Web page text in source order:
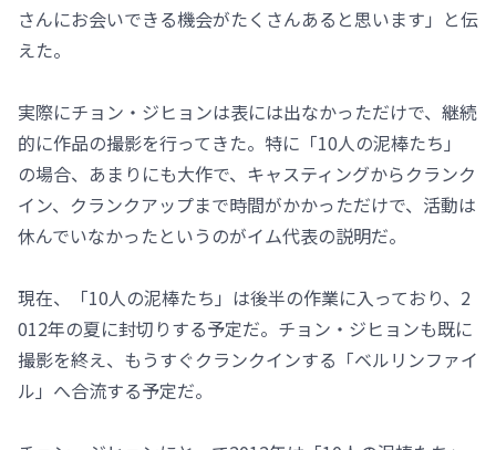
さんにお会いできる機会がたくさんあると思います」と伝
えた。
実際にチョン・ジヒョンは表には出なかっただけで、継続
的に作品の撮影を行ってきた。特に「10人の泥棒たち」
の場合、あまりにも大作で、キャスティングからクランク
イン、クランクアップまで時間がかかっただけで、活動は
休んでいなかったというのがイム代表の説明だ。
現在、「10人の泥棒たち」は後半の作業に入っており、2
012年の夏に封切りする予定だ。チョン・ジヒョンも既に
撮影を終え、もうすぐクランクインする「ベルリンファイ
ル」へ合流する予定だ。